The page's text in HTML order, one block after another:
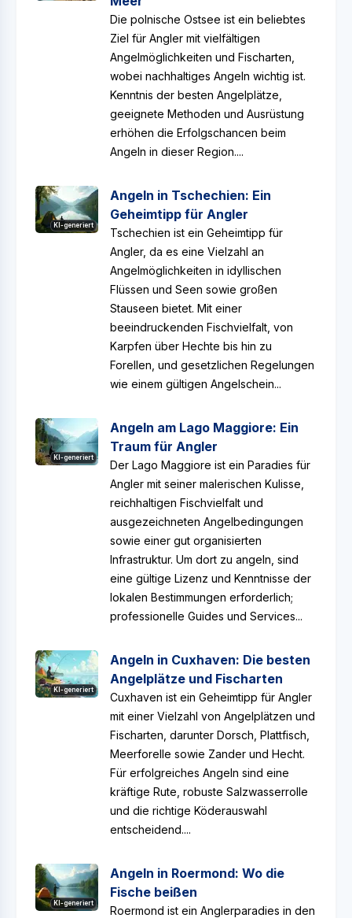
Die polnische Ostsee ist ein beliebtes
Ziel für Angler mit vielfältigen
Angelmöglichkeiten und Fischarten,
wobei nachhaltiges Angeln wichtig ist.
Kenntnis der besten Angelplätze,
geeignete Methoden und Ausrüstung
erhöhen die Erfolgschancen beim
Angeln in dieser Region....
KI-generiert
Angeln in Tschechien: Ein
Geheimtipp für Angler
Tschechien ist ein Geheimtipp für
Angler, da es eine Vielzahl an
Angelmöglichkeiten in idyllischen
Flüssen und Seen sowie großen
Stauseen bietet. Mit einer
beeindruckenden Fischvielfalt, von
Karpfen über Hechte bis hin zu
Forellen, und gesetzlichen Regelungen
wie einem gültigen Angelschein...
KI-generiert
Angeln am Lago Maggiore: Ein
Traum für Angler
Der Lago Maggiore ist ein Paradies für
Angler mit seiner malerischen Kulisse,
reichhaltigen Fischvielfalt und
ausgezeichneten Angelbedingungen
sowie einer gut organisierten
Infrastruktur. Um dort zu angeln, sind
eine gültige Lizenz und Kenntnisse der
lokalen Bestimmungen erforderlich;
professionelle Guides und Services...
KI-generiert
Angeln in Cuxhaven: Die besten
Angelplätze und Fischarten
Cuxhaven ist ein Geheimtipp für Angler
mit einer Vielzahl von Angelplätzen und
Fischarten, darunter Dorsch, Plattfisch,
Meerforelle sowie Zander und Hecht.
Für erfolgreiches Angeln sind eine
kräftige Rute, robuste Salzwasserrolle
und die richtige Köderauswahl
entscheidend....
KI-generiert
Angeln in Roermond: Wo die
Fische beißen
Roermond ist ein Anglerparadies in den